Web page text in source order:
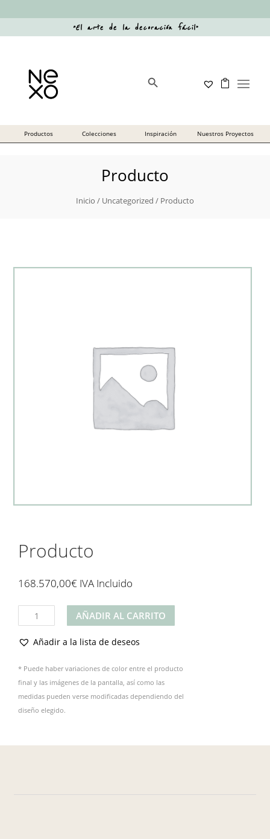
“El arte de la decoración fácil”
Producto
Inicio / Uncategorized / Producto
Producto
168.570,00€ IVA Incluido
Producto
cantidad
AÑADIR AL CARRITO
Añadir a la lista de deseos
* Puede haber variaciones de color entre el producto
final y las imágenes de la pantalla, así como las
medidas pueden verse modificadas dependiendo del
diseño elegido.